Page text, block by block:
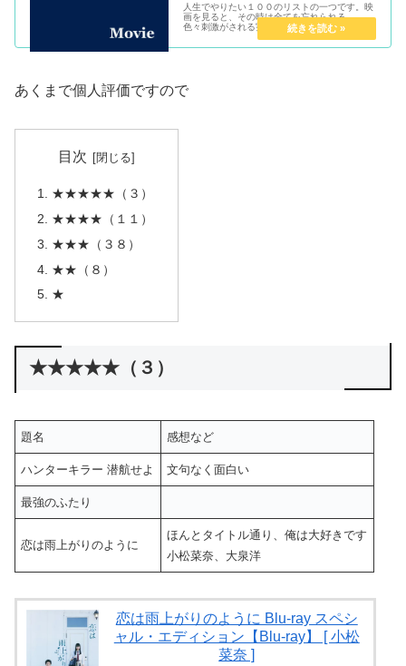
人生でやりたい１００のリストの一つです。映
画を見ると、その時は全てを忘れられる。。。
色々刺激がされる実は、amazonプライム会員
でありながら、あまりビデオがみれていません
でしたこれはもったいないと思い、最近見始め
あくまで個人評価ですので
目次
★★★★★（３）
★★★★（１１）
★★★（３８）
★★（８）
★
★★★★★（３）
題名 感想など
ハンターキラー 潜航せよ 文句なく面白い
最強のふたり
恋は雨上がりのように
ほんとタイトル通り、俺は大好きです
小松菜奈、大泉洋
恋は雨上がりのように Blu-ray スペシ
ャル・エディション【Blu-ray】 [ 小松
菜奈 ]